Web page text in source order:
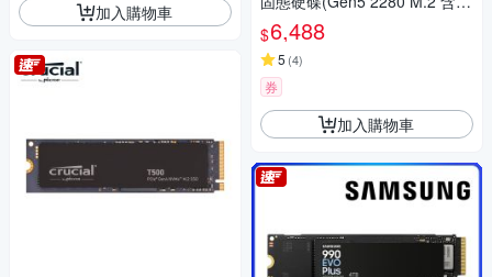
加入購物車
廠散熱片)(CT1000P510SSD5)
$6,488
5 (4)
券
加入購物車